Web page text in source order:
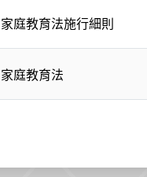
家庭教育法施行細則
家庭教育法